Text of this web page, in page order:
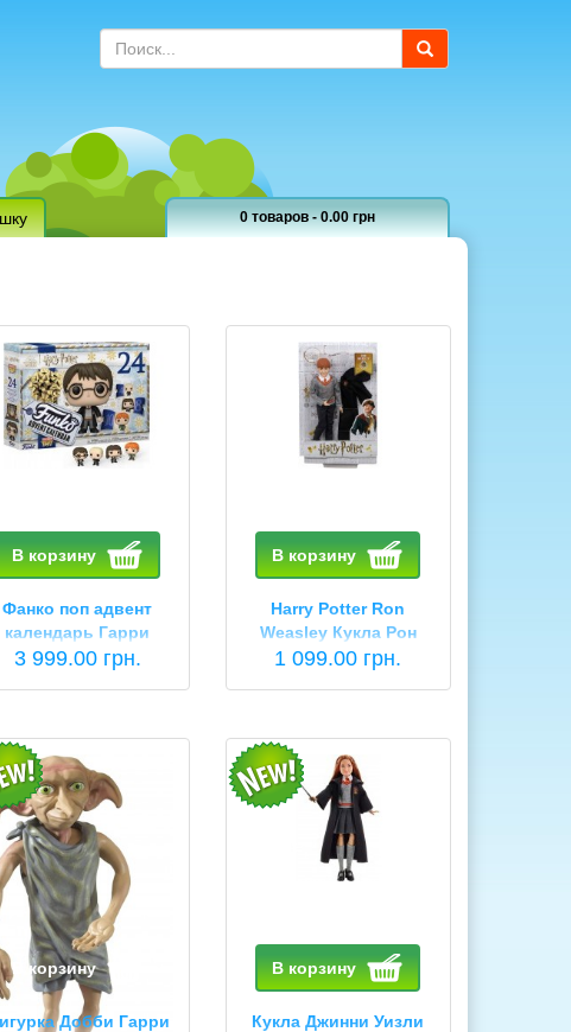
0 товаров - 0.00 грн
В корзину
Фанко поп адвент
календарь Гарри
поттер Funko Advent
3 999.00 грн.
В корзину
Harry Potter Ron
Weasley Кукла Рон
Уизли гарри поттер
1 099.00 грн.
В корзину
Добби Гарри
В корзину
Кукла Джинни Уизли